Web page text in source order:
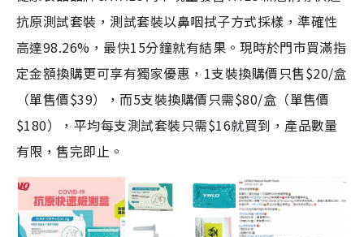
抗原測試套裝，測試套裝以鼻咽拭子方式採樣，準確性
高達98.26%，最快15分鐘就有結果。現時於門市買滿指
定金額換購更可享有獨家優惠，1支裝換購價只售$20/盒
（單售價$39），而5支裝換購價只需$80/盒（單售價
$180），平均每支測試套裝只需$16就買到，產品數量
有限，售完即止。